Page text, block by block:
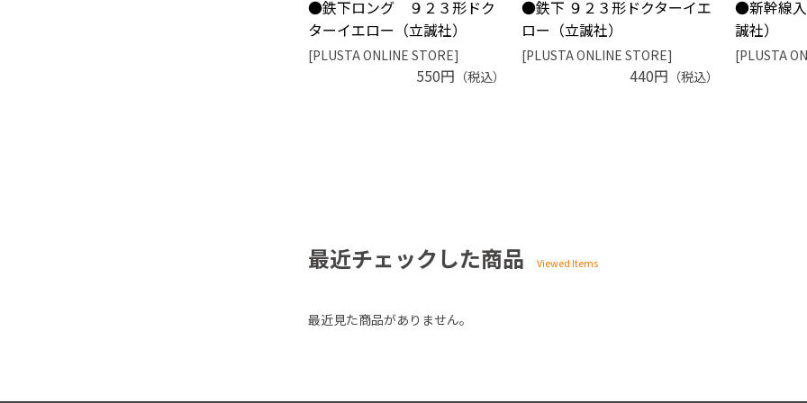
●鉄下ロング ９２３形ドク
ターイエロー（立誠社）
[PLUSTA ONLINE STORE]
550円 （税込）
●鉄下 ９２３形ドクターイエ
ロー（立誠社）
[PLUSTA ONLINE STORE]
440円 （税込）
●新幹線
誠社）
[PLUSTA
最近チェックした商品
最近見た商品がありません。